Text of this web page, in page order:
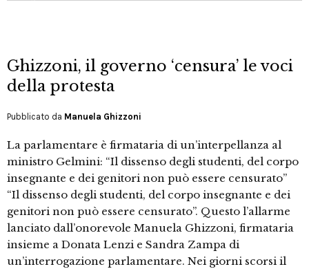
Ghizzoni, il governo ‘censura’ le voci
della protesta
Pubblicato da Manuela Ghizzoni
La parlamentare è firmataria di un’interpellanza al
ministro Gelmini: “Il dissenso degli studenti, del corpo
insegnante e dei genitori non può essere censurato”
“Il dissenso degli studenti, del corpo insegnante e dei
genitori non può essere censurato”. Questo l’allarme
lanciato dall’onorevole Manuela Ghizzoni, firmataria
insieme a Donata Lenzi e Sandra Zampa di
un’interrogazione parlamentare. Nei giorni scorsi il